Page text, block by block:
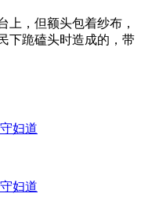
，但额头包着纱布，
下跪磕头时造成的，带
妇道
妇道